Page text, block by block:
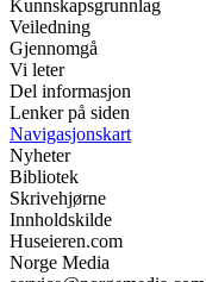
Kunnskapsgrunnlag
Veiledning
Gjennomgå
Vi leter
Del informasjon
Lenker på siden
Navigasjonskart
Nyheter
Bibliotek
Skrivehjørne
Innholdskilde
Huseieren.com
Norge Media